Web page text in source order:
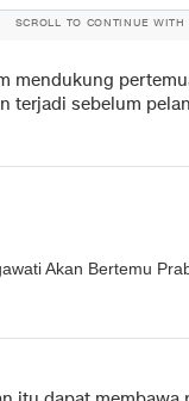
SCROLL TO CONTINUE WITH
mendukung
terjadi sebelum
Akan Bertemu